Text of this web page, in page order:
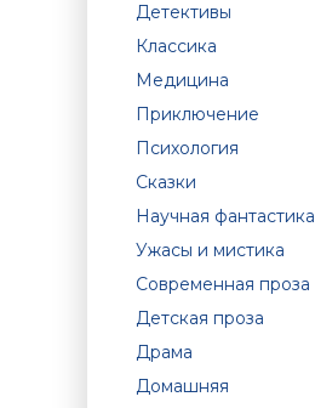
Детективы
Классика
Медицина
Приключение
Психология
Сказки
Научная фантастика
Ужасы и мистика
Современная проза
Детская проза
Драма
Домашняя